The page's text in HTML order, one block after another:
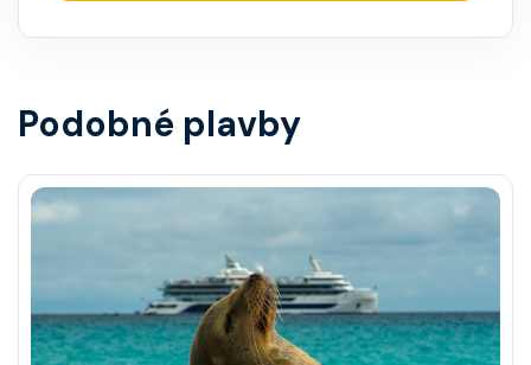
Podobné plavby